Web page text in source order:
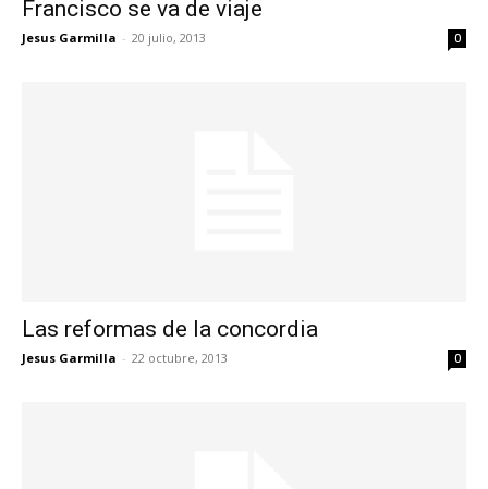
Francisco se va de viaje
Jesus Garmilla - 20 julio, 2013 0
Las reformas de la concordia
Jesus Garmilla - 22 octubre, 2013 0